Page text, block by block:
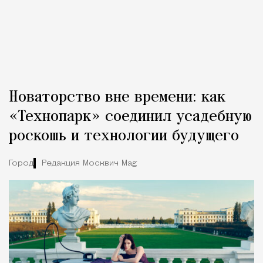
Новаторство вне времени: как
«Технопарк» соединил усадебную
роскошь и технологии будущего
Город Редакция Москвич Mag